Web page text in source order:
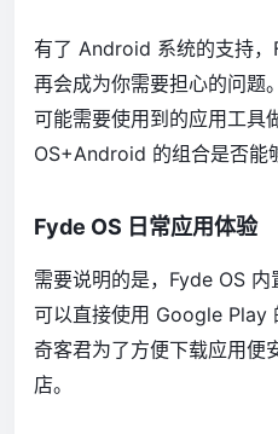
有了 Android 系统的支持
再会成为你需要担心的问题
可能需要使用到的应用工具
OS+Android 的组合是否能
Fyde OS 日常应用体验
需要说明的是，Fyde OS
可以直接使用 Google Play
奇客君为了方便下载应用便
店。